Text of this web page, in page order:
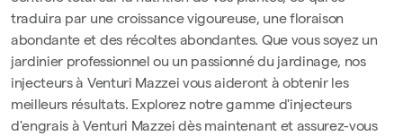
traduira par une croissance vigoureuse, une floraison
abondante et des récoltes abondantes. Que vous soyez un
jardinier professionnel ou un passionné du jardinage, nos
injecteurs à Venturi Mazzei vous aideront à obtenir les
meilleurs résultats. Explorez notre gamme d'injecteurs
d'engrais à Venturi Mazzei dès maintenant et assurez-vous